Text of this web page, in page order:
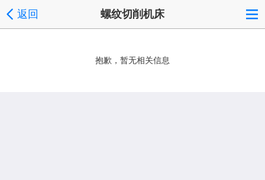
返回 螺纹切削机床
抱歉，暂无相关信息